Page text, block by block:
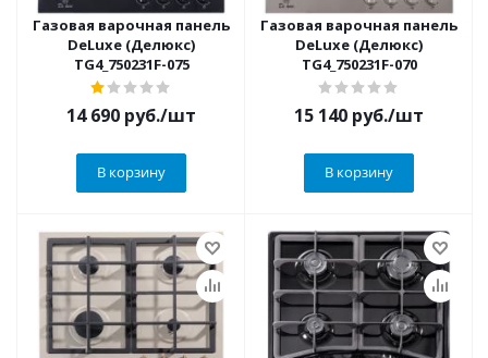
Газовая варочная панель
DeLuxe (Делюкс)
TG4_750231F-075
14 690 руб./шт
В корзину
Газовая варочная панель
DeLuxe (Делюкс)
TG4_750231F-070
15 140 руб./шт
В корзину